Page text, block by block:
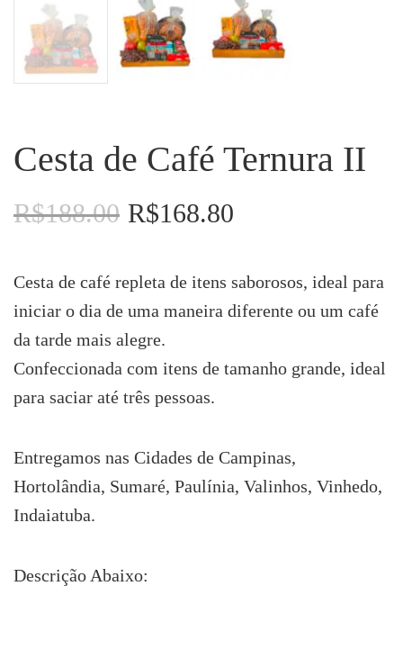
Cesta de Café Ternura II
R$188.00 O
era:
R$168.80
é:
R$168.80.
Cesta de café repleta de itens saborosos, ideal para
iniciar o dia de uma maneira diferente ou um café
da tarde mais alegre.
Confeccionada com itens de tamanho grande, ideal
para saciar até três pessoas.
Entregamos nas Cidades de Campinas,
Hortolândia, Sumaré, Paulínia, Valinhos, Vinhedo,
Indaiatuba.
Descrição Abaixo: